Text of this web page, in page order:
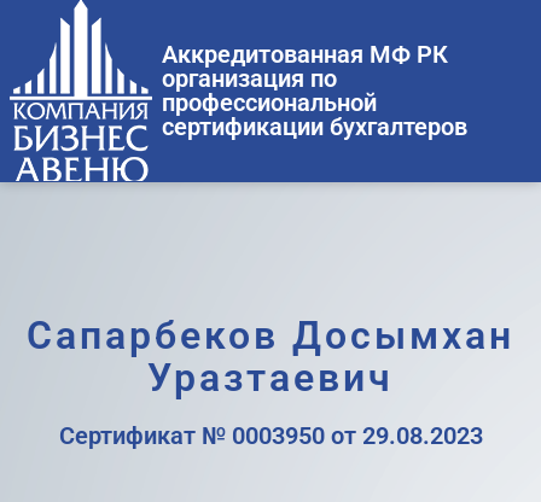
Аккредитованная МФ РК
организация по
профессиональной
сертификации бухгалтеров
Сапарбеков Досымхан
Уразтаевич
Cертификат № 0003950 от 29.08.2023